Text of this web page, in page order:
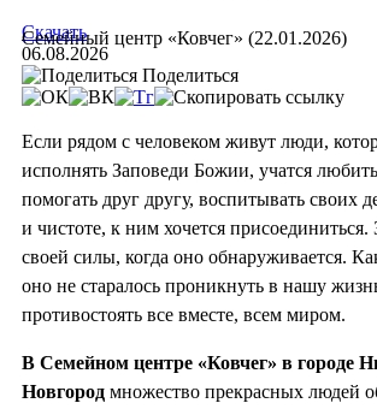
Семейный центр «Ковчег» (22.01.2026)
Скачать
06.08.2026
Поделиться
Если рядом с человеком живут люди,
исполнять Заповеди Божии, учатся
помогать друг другу, воспитывать своих
и чистоте, к ним хочется присоединиться.
своей силы, когда оно обнаруживается.
оно не старалось проникнуть в нашу
противостоять все вместе, всем миром.
В Семейном центре «Ковчег» в городе
Новгород множество прекрасных людей